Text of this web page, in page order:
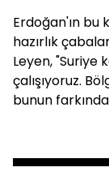
Erdoğan'ın bu
hazırlık
Leyen, "Suriye
çalışıyoruz.
bunun